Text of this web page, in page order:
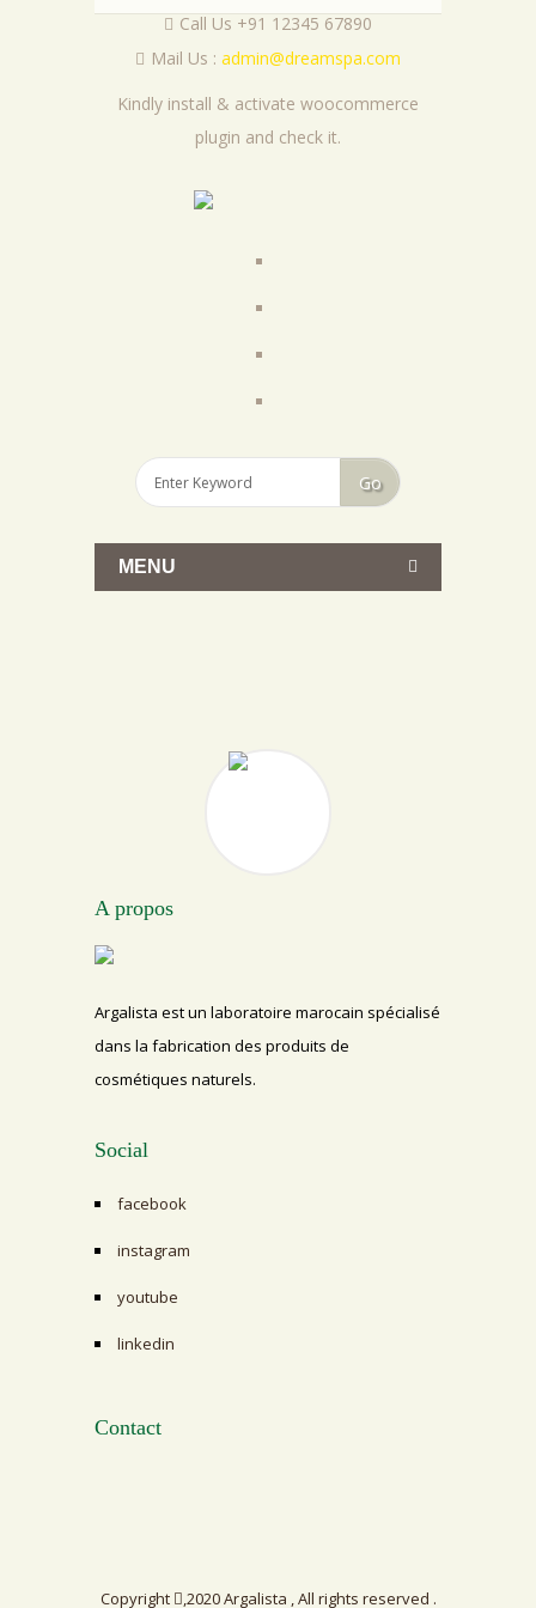
Call Us +91 12345 67890
Mail Us : admin@dreamspa.com
Kindly install & activate woocommerce
plugin and check it.
MENU
A propos
Argalista est un laboratoire marocain spécialisé
dans la fabrication des produits de
cosmétiques naturels.
Social
facebook
instagram
youtube
linkedin
Contact
Copyright ,2020 Argalista , All rights reserved .